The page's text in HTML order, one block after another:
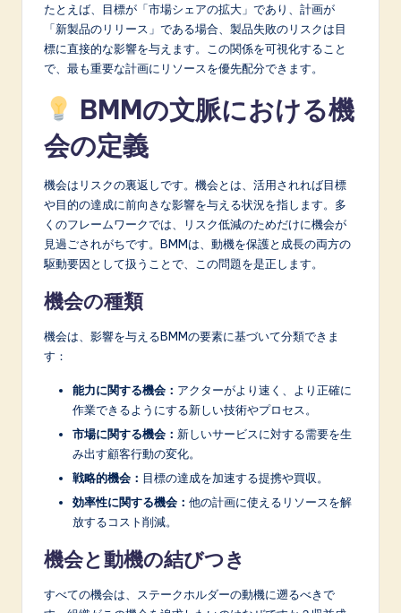
たとえば、目標が「市場シェアの拡大」であり、計画が
「新製品のリリース」である場合、製品失敗のリスクは目
標に直接的な影響を与えます。この関係を可視化すること
で、最も重要な計画にリソースを優先配分できます。
BMMの文脈における機
会の定義
機会はリスクの裏返しです。機会とは、活用されれば目標
や目的の達成に前向きな影響を与える状況を指します。多
くのフレームワークでは、リスク低減のためだけに機会が
見過ごされがちです。BMMは、動機を保護と成長の両方の
駆動要因として扱うことで、この問題を是正します。
機会の種類
機会は、影響を与えるBMMの要素に基づいて分類できま
す：
能力に関する機会： アクターがより速く、より正確に
作業できるようにする新しい技術やプロセス。
市場に関する機会： 新しいサービスに対する需要を生
み出す顧客行動の変化。
戦略的機会： 目標の達成を加速する提携や買収。
効率性に関する機会： 他の計画に使えるリソースを解
放するコスト削減。
機会と動機の結びつき
すべての機会は、ステークホルダーの動機に遡るべきで